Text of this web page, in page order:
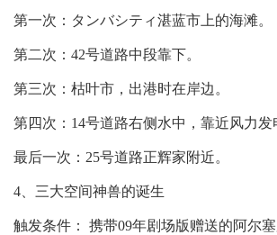
第一次：タンバシティ湛蓝市上的海滩。
第二次：42号道路中段靠下。
第三次：枯叶市，出港时在岸边。
第四次：14号道路右侧水中，靠近风力发
最后一次：25号道路正辉家附近。
4、三大空间神兽的诞生
触发条件： 携带09年剧场版赠送的阿尔